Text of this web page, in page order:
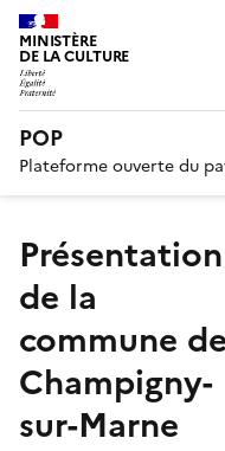
MINISTÈRE
DE LA CULTURE
POP
Plateforme ouverte du
présentation
de la
commune de
Champigny-
sur-Marne